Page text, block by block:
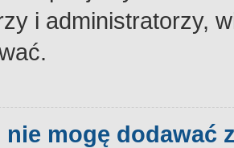
i administratorzy,
nie mogę dodawać